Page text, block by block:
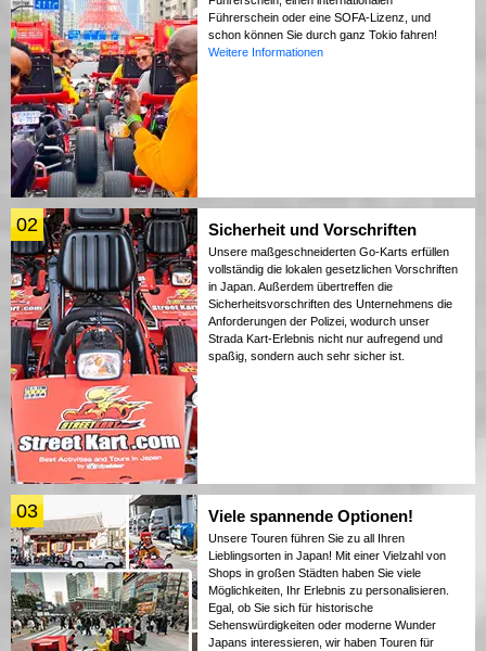
Führerschein oder eine SOFA-Lizenz, und
schon können Sie durch ganz Tokio fahren!
Weitere Informationen
02 Sicherheit und Vorschriften
Unsere maßgeschneiderten Go-Karts erfüllen
vollständig die lokalen gesetzlichen Vorschriften
in Japan. Außerdem übertreffen die
Sicherheitsvorschriften des Unternehmens die
Anforderungen der Polizei, wodurch unser
Strada Kart-Erlebnis nicht nur aufregend und
spaßig, sondern auch sehr sicher ist.
03 Viele spannende Optionen!
Unsere Touren führen Sie zu all Ihren
Lieblingsorten in Japan! Mit einer Vielzahl von
Shops in großen Städten haben Sie viele
Möglichkeiten, Ihr Erlebnis zu personalisieren.
Egal, ob Sie sich für historische
Sehenswürdigkeiten oder moderne Wunder
Japans interessieren, wir haben Touren für